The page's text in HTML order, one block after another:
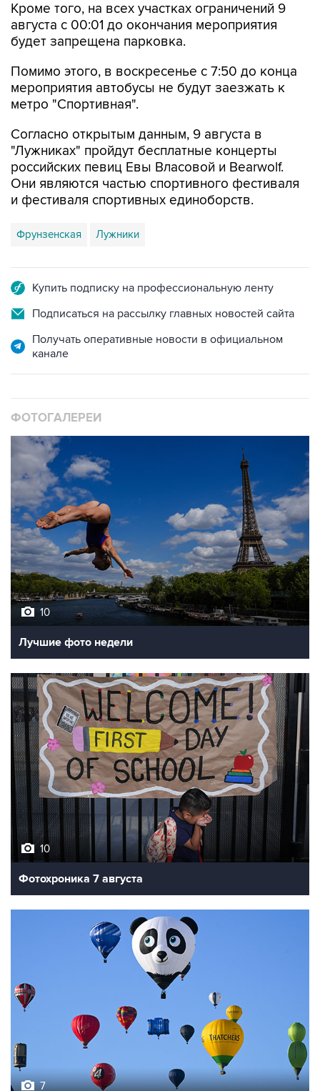
Кроме того, на всех участках ограничений 9
августа с 00:01 до окончания мероприятия
будет запрещена парковка.
Помимо этого, в воскресенье с 7:50 до конца
мероприятия автобусы не будут заезжать к
метро "Спортивная".
Согласно открытым данным, 9 августа в
"Лужниках" пройдут бесплатные концерты
российских певиц Евы Власовой и Bearwolf.
Они являются частью спортивного фестиваля
и фестиваля спортивных единоборств.
Фрунзенская Лужники
Купить подписку на профессиональную ленту
Подписаться на рассылку главных новостей сайта
Получать оперативные новости в официальном
канале
ФОТОГАЛЕРЕИ
10
Лучшие фото недели
10
Фотохроника 7 августа
7